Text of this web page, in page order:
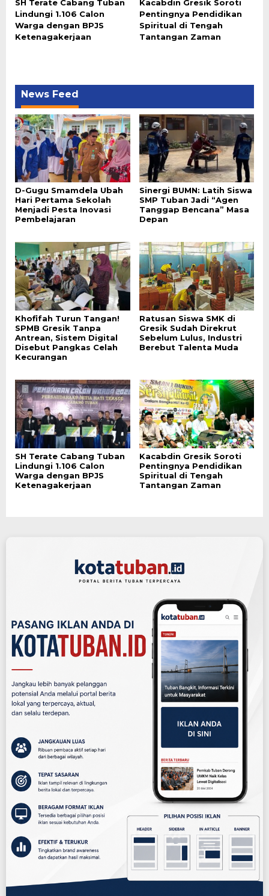
SH Terate Cabang Tuban
Lindungi 1.106 Calon
Warga dengan BPJS
Ketenagakerjaan
Kacabdin Gresik Soroti
Pentingnya Pendidikan
Spiritual di Tengah
Tantangan Zaman
News Feed
D-Gugu Smamdela Ubah
Hari Pertama Sekolah
Menjadi Pesta Inovasi
Pembelajaran
Sinergi BUMN: Latih Siswa
SMP Tuban Jadi “Agen
Tanggap Bencana” Masa
Depan
Khofifah Turun Tangan!
SPMB Gresik Tanpa
Antrean, Sistem Digital
Disebut Pangkas Celah
Kecurangan
Ratusan Siswa SMK di
Gresik Sudah Direkrut
Sebelum Lulus, Industri
Berebut Talenta Muda
SH Terate Cabang Tuban
Lindungi 1.106 Calon
Warga dengan BPJS
Ketenagakerjaan
Kacabdin Gresik Soroti
Pentingnya Pendidikan
Spiritual di Tengah
Tantangan Zaman